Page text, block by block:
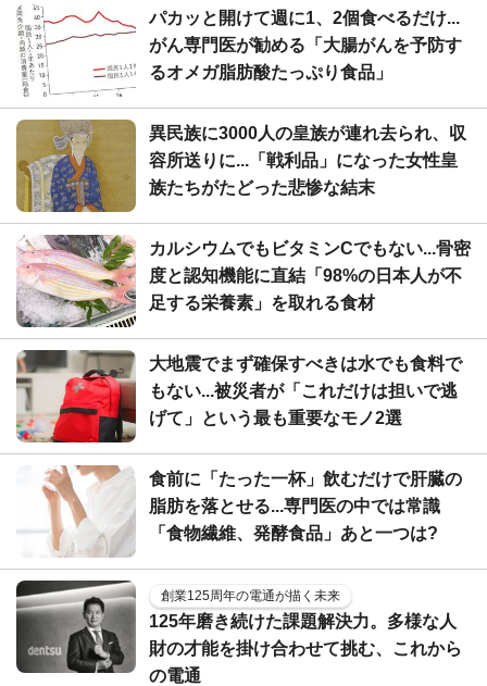
パカッと開けて週に1、2個食べるだけ...
がん専門医が勧める「大腸がんを予防す
るオメガ脂肪酸たっぷり食品」
異民族に3000人の皇族が連れ去られ、収
容所送りに...「戦利品」になった女性皇
族たちがたどった悲惨な結末
カルシウムでもビタミンCでもない...骨密
度と認知機能に直結「98%の日本人が不
足する栄養素」を取れる食材
大地震でまず確保すべきは水でも食料で
もない...被災者が「これだけは担いで逃
げて」という最も重要なモノ2選
食前に「たった一杯」飲むだけで肝臓の
脂肪を落とせる...専門医の中では常識
「食物繊維、発酵食品」あと一つは?
創業125周年の電通が描く未来
125年磨き続けた課題解決力。多様な人
財の才能を掛け合わせて挑む、これから
の電通